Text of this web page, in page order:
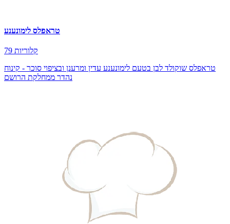
טראפלס לימונענע
79 קלוריות
טראפלס שוקולד לבן בטעם לימונענע עדין ומרענן ובציפוי סוכר - קינוח
נהדר ממחלקת הרושם